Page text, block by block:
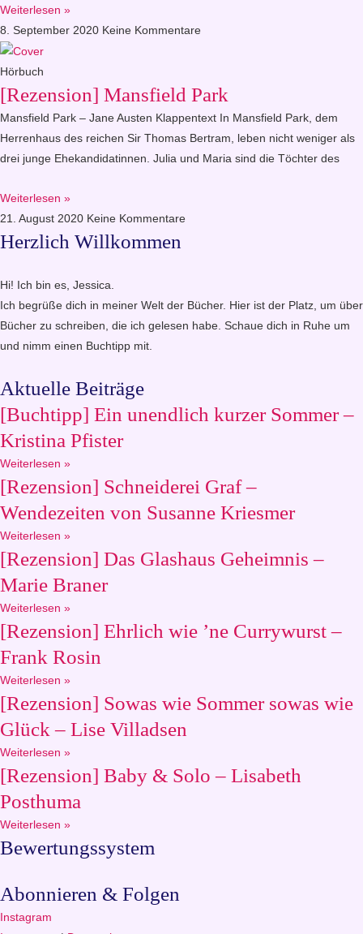
Weiterlesen »
8. September 2020 Keine Kommentare
Hörbuch
[Rezension] Mansfield Park
Mansfield Park – Jane Austen Klappentext In Mansfield Park, dem
Herrenhaus des reichen Sir Thomas Bertram, leben nicht weniger als
drei junge Ehekandidatinnen. Julia und Maria sind die Töchter des
Weiterlesen »
21. August 2020 Keine Kommentare
Herzlich Willkommen
Hi! Ich bin es, Jessica.
Ich begrüße dich in meiner Welt der Bücher. Hier ist der Platz, um über
Bücher zu schreiben, die ich gelesen habe. Schaue dich in Ruhe um
und nimm einen Buchtipp mit.
Aktuelle Beiträge
[Buchtipp] Ein unendlich kurzer Sommer –
Kristina Pfister
Weiterlesen »
[Rezension] Schneiderei Graf –
Wendezeiten von Susanne Kriesmer
Weiterlesen »
[Rezension] Das Glashaus Geheimnis –
Marie Braner
Weiterlesen »
[Rezension] Ehrlich wie ’ne Currywurst –
Frank Rosin
Weiterlesen »
[Rezension] Sowas wie Sommer sowas wie
Glück – Lise Villadsen
Weiterlesen »
[Rezension] Baby & Solo – Lisabeth
Posthuma
Weiterlesen »
Bewertungssystem
Abonnieren & Folgen
Instagram